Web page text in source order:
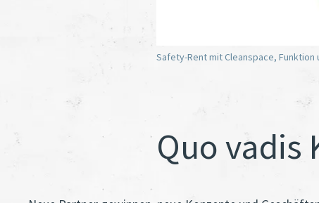
Safety-Rent mit Cleanspace,
Quo vadis